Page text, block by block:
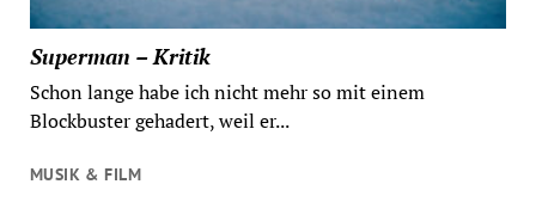
Superman – Kritik
Schon lange habe ich nicht mehr so mit einem
Blockbuster gehadert, weil er...
MUSIK & FILM